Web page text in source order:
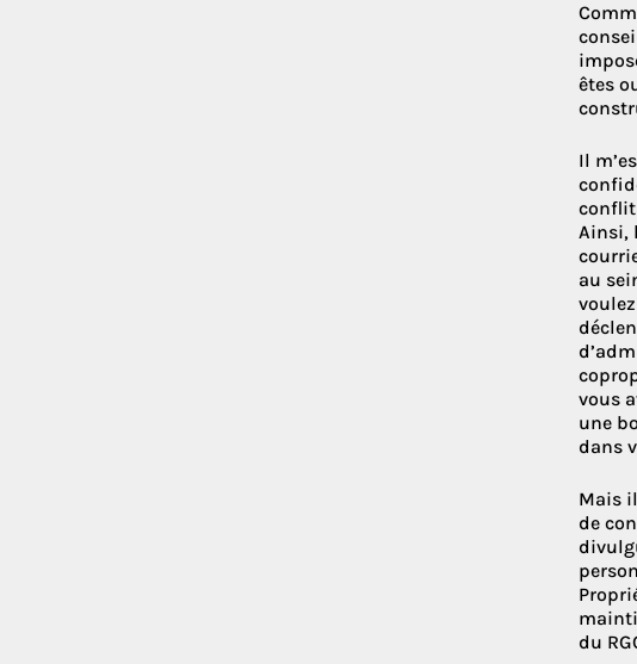
êtes
Il
conflit
Ainsi,
au
vous
une
dans
Mais
de
du